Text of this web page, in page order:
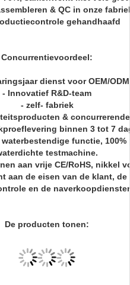
& QC in onze
gehandhaafd
Concurrentievoordeel:
dienst voor OEM/
- Innovatief R&D-team
- zelf- fabriek
&
binnen 3 tot 7
functie,
testmachine.
aan vrije CE/RoHS, nikkel
aan de eisen van de klant,
en de
De producten tonen: